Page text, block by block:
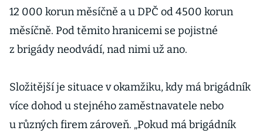
12 000 korun měsíčně a u DPČ od 4500 korun
měsíčně. Pod těmito hranicemi se pojistné
z brigády neodvádí, nad nimi už ano.
Složitější je situace v okamžiku, kdy má brigádník
více dohod u stejného zaměstnavatele nebo
u různých firem zároveň. „Pokud má brigádník